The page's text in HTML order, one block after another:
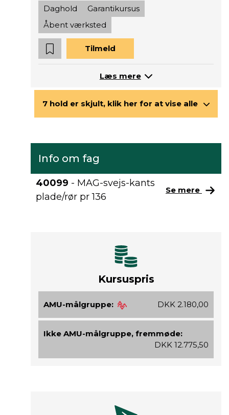
Daghold
Garantikursus
Åbent værksted
Tilmeld
Læs mere
7 hold er skjult, klik her for at vise alle
Info om fag
40099 - MAG-svejs-kants
plade/rør pr 136
Se mere
Kursuspris
AMU-målgruppe: DKK 2.180,00
Ikke AMU-målgruppe, fremmøde:
DKK 12.775,50